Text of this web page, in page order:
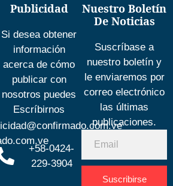
Publicidad
Si desea obtener
información
acerca de cómo
publicar con
nosotros puedes
Escríbirnos
+58-0424-
229-3904
Nuestro Boletín
De Noticias
Suscríbase a
nuestro boletín y
le enviaremos por
correo electrónico
las últimas
publicaciones.
Suscribirse